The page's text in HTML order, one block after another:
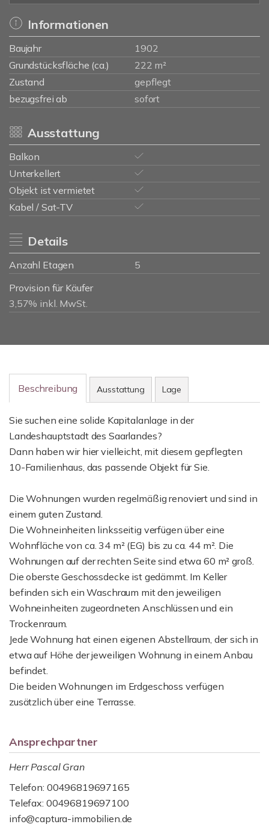
Informationen
Baujahr
1902
Grundstücksfläche (ca.)
222 m²
Zustand
gepflegt
bezugsfrei ab
sofort
Ausstattung
Balkon
Unterkellert
Objekt ist vermietet
Kabel / Sat-TV
Details
Anzahl Etagen
5
Provision für Käufer
3,57% inkl. MwSt.
Beschreibung Ausstattung Lage
Sie suchen eine solide Kapitalanlage in der
Landeshauptstadt des Saarlandes?
Dann haben wir hier vielleicht, mit diesem gepflegten
10-Familienhaus, das passende Objekt für Sie.
Die Wohnungen wurden regelmäßig renoviert und sind in
einem guten Zustand.
Die Wohneinheiten linksseitig verfügen über eine
Wohnfläche von ca. 34 m² (EG) bis zu ca. 44 m². Die
Wohnungen auf der rechten Seite sind etwa 60 m² groß.
Die oberste Geschossdecke ist gedämmt. Im Keller
befinden sich ein Waschraum mit den jeweiligen
Wohneinheiten zugeordneten Anschlüssen und ein
Trockenraum.
Jede Wohnung hat einen eigenen Abstellraum, der sich in
etwa auf Höhe der jeweiligen Wohnung in einem Anbau
befindet.
Die beiden Wohnungen im Erdgeschoss verfügen
zusätzlich über eine Terrasse.
Ansprechpartner
Herr Pascal Gran
Telefon: 00496819697165
Telefax: 00496819697100
info@captura-immobilien.de